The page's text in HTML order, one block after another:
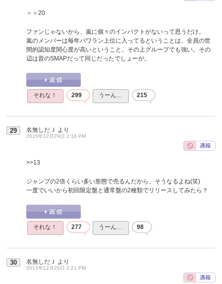
＞＞20
ファンじゃないから、嵐に個々のインパクトがないって思うだけ。
嵐のメンバーは毎年パワラン上位に入ってるということは、全員の世
間的認知度関心度が高いということ。その上グループでも強い。その
辺は昔のSMAPだって同じだったでしょーが。
それな！ 299 うーん… 215
29 名無しだＪ より
2015年12月29日 2:16 PM
>>13
ジャンプの2倍くらい多い形態で売るんだから、そうなるよね(笑)
一度でいいから初回限定盤と通常盤の2種類でリリースしてみたら？
それな！ 277 うーん… 98
30 名無しだＪ より
2015年12月29日 2:21 PM